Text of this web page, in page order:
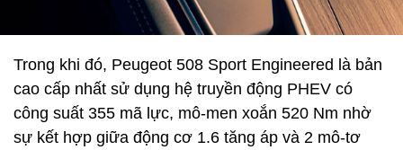
Trong khi đó, Peugeot 508 Sport Engineered là bản
cao cấp nhất sử dụng hệ truyền động PHEV có
công suất 355 mã lực, mô-men xoắn 520 Nm nhờ
sự kết hợp giữa động cơ 1.6 tăng áp và 2 mô-tơ